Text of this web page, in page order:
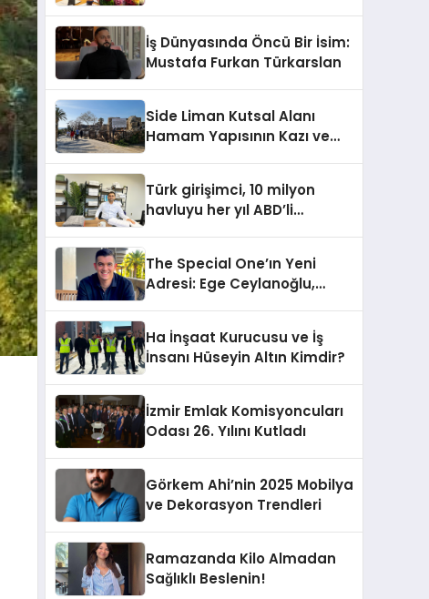
İş Dünyasında Öncü Bir İsim:
Mustafa Furkan Türkarslan
Side Liman Kutsal Alanı
Hamam Yapısının Kazı ve
Katkılarıyla Tamamlandı
Türk girişimci, 10 milyon
havluyu her yıl ABD’li
The Special One’ın Yeni
Adresi: Ege Ceylanoğlu,
Geliyor!
Ha İnşaat Kurucusu ve İş
İnsanı Hüseyin Altın Kimdir?
İzmir Emlak Komisyoncuları
Odası 26. Yılını Kutladı
Görkem Ahi’nin 2025 Mobilya
ve Dekorasyon Trendleri
Ramazanda Kilo Almadan
Sağlıklı Beslenin!